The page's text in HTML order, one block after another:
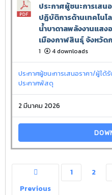
ประกาศผู้ชนะการเส
ปฏิบัติการด้านเทคโน
น้ำบาดาลพลังงานแส
เมืองกาฬสินธุ์ จังหวัด
1 4 downloads
ประกาศผู้ชนะการเสนอราคา/ผู้ได้
ประกาศพัสดุ
2 มีนาคม 2026
Previous
1 2